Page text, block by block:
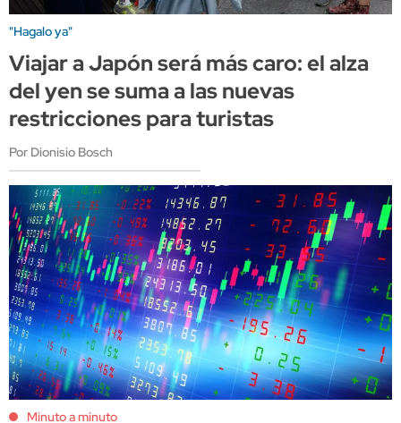
"Hagalo ya"
Viajar a Japón será más caro: el alza
del yen se suma a las nuevas
restricciones para turistas
Por Dionisio Bosch
Minuto a minuto